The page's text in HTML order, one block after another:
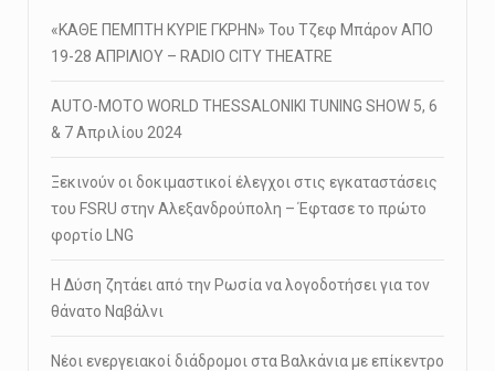
«ΚΑΘΕ ΠΕΜΠΤΗ ΚΥΡΙΕ ΓΚΡΗΝ» Του Τζεφ Μπάρον ΑΠΟ
19-28 ΑΠΡΙΛΙΟΥ – RADIO CITY THEATRE
AUTO-MOTO WORLD THESSALONIKI TUNING SHOW 5, 6
& 7 Απριλίου 2024
Ξεκινούν οι δοκιμαστικοί έλεγχοι στις εγκαταστάσεις
του FSRU στην Αλεξανδρούπολη – Έφτασε το πρώτο
φορτίο LNG
Η Δύση ζητάει από την Ρωσία να λογοδοτήσει για τον
θάνατο Ναβάλνι
Νέοι ενεργειακοί διάδρομοι στα Βαλκάνια με επίκεντρο